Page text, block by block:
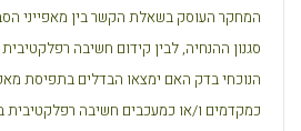
המחקר העוסק בשאלת הקשר בין מאפייני
סגנון ההנחיה, לבין קידום חשיבה
הנוכחי בדק האם ימצאו הבדלים בתפיסת
כמקדמים ו/או כמעכבים חשיבה רפלקטיבית